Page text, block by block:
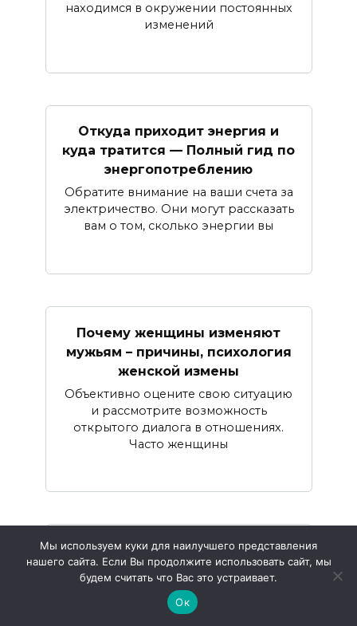
находимся в окружении постоянных
изменений
Откуда приходит энергия и
куда тратится — Полный гид по
энергопотреблению
Обратите внимание на ваши счета за
электричество. Они могут рассказать
вам о том, сколько энергии вы
Почему женщины изменяют
мужьям – причины, психология
женской измены
Объективно оцените свою ситуацию
и рассмотрите возможность
открытого диалога в отношениях.
Часто женщины
Признаки детской травмы у
взрослого человека — как
распознать и преодолеть
психологические последствия
Мы используем куки для наилучшего представления
нашего сайта. Если Вы продолжите использовать сайт, мы
будем считать что Вас это устраивает.
Ок